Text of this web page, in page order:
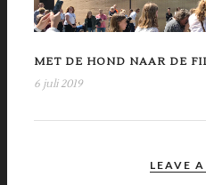
MET DE HOND NAAR DE
6 juli 2019
LEAVE